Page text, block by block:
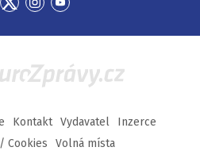
Přejít
Twitter
Přejít
Instagram
Přejít
YouTube
Kontakt Vydavatel
Inzerce
Cookies
Volná místa